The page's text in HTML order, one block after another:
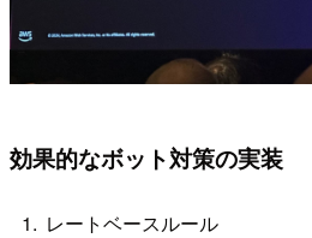
効果的なボット対策の実装
レートベースルール